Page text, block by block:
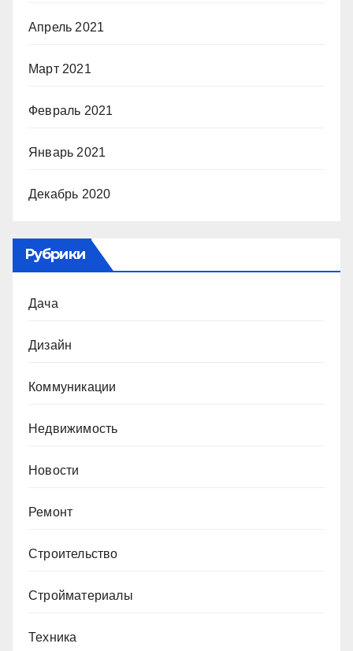
Апрель 2021
Март 2021
Февраль 2021
Январь 2021
Декабрь 2020
Рубрики
Дача
Дизайн
Коммуникации
Недвижимость
Новости
Ремонт
Строительство
Стройматериалы
Техника